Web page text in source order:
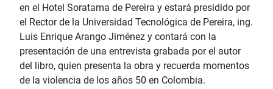
en el Hotel Soratama de Pereira y estará presidido por
el Rector de la Universidad Tecnológica de Pereira, ing.
Luis Enrique Arango Jiménez y contará con la
presentación de una entrevista grabada por el autor
del libro, quien presenta la obra y recuerda momentos
de la violencia de los años 50 en Colombia.